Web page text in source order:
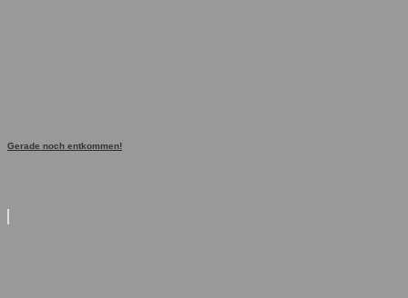
Gerade noch entkommen!